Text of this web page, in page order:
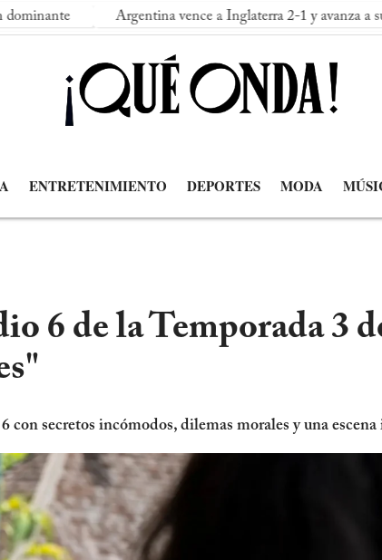
Argentina vence a Inglaterra 2-1 y avanza a su
ENTRETENIMIENTO DEPORTES MODA
6 de la Temporada 3
secretos incómodos, dilemas morales y una